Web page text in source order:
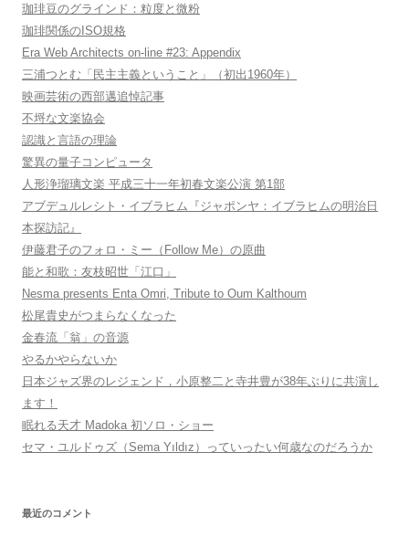
珈琲豆のグラインド：粒度と微粉
珈琲関係のISO規格
Era Web Architects on-line #23: Appendix
三浦つとむ「民主主義ということ」（初出1960年）
映画芸術の西部邁追悼記事
不埒な文楽協会
認識と言語の理論
驚異の量子コンピュータ
人形浄瑠璃文楽 平成三十一年初春文楽公演 第1部
アブデュルレシト・イブラヒム『ジャポンヤ：イブラヒムの明治日
本探訪記』
伊藤君子のフォロ・ミー（Follow Me）の原曲
能と和歌：友枝昭世「江口」
Nesma presents Enta Omri, Tribute to Oum Kalthoum
松尾貴史がつまらなくなった
金春流「翁」の音源
やるかやらないか
日本ジャズ界のレジェンド，小原整二と寺井豊が38年ぶりに共演し
ます！
眠れる天才 Madoka 初ソロ・ショー
セマ・ユルドゥズ（Sema Yıldız）っていったい何歳なのだろうか
最近のコメント